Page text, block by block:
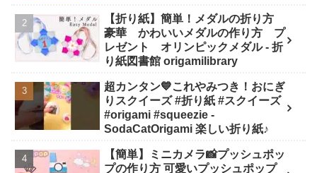
SodaCatOrigami 楽しい折り紙♪
【折り紙】簡単！メダルの折り方
豪華 かわいいメダルの作り方 プ
レゼント オリンピックメダル - 折
り紙図書館 origamilibrary
超カンタン💙これやみつき！おにぎ
りスクイーズ #折り紙 #スクイーズ
#origami #squeezie -
SodaCatOrigami 楽しい折り紙♪
【簡単】ミニカメラ📸プッシュポッ
プの作り方 可愛いプッシュポップ